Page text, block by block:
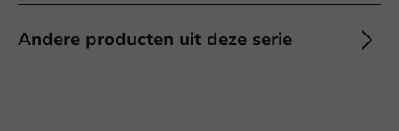
Andere producten uit deze serie